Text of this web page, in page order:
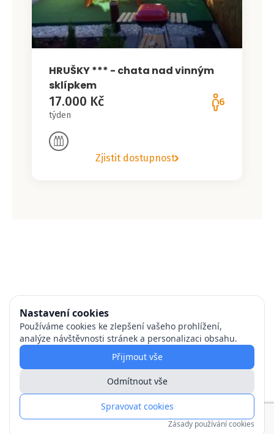
HRUŠKY *** - chata nad vinným
sklípkem
17.000 Kč
týden
6
Zjistit dostupnost
Nastavení cookies
Používáme cookies ke zlepšení vašeho prohlížení,
analýze návštěvnosti stránek a personalizaci obsahu.
Přijmout vše
Odmítnout vše
Spravovat cookies
Zásady používání cookies